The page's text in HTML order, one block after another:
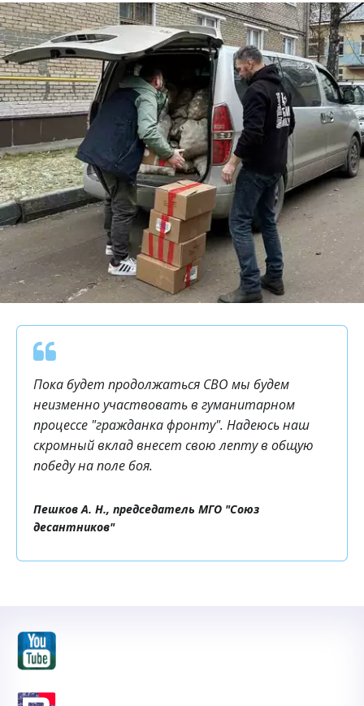
Описание должно быть
кратким, но информативным
Пока будет продолжаться СВО мы будем
неизменно участвовать в гуманитарном
процессе "гражданка фронту". Надеюсь наш
скромный вклад внесет свою лепту в общую
победу на поле боя.
Пешков А. Н., председатель МГО "Союз
десантников"